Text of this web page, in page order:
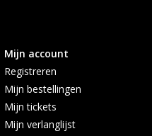
Mijn account
Registreren
Mijn bestellingen
Mijn tickets
Mijn verlanglijst